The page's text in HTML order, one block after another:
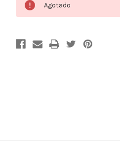
actual
de
Agotado